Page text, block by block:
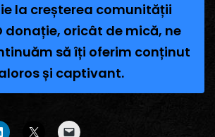
la creșterea comunității
donație, oricât de mică, ne
să îți oferim conținut
și captivant.